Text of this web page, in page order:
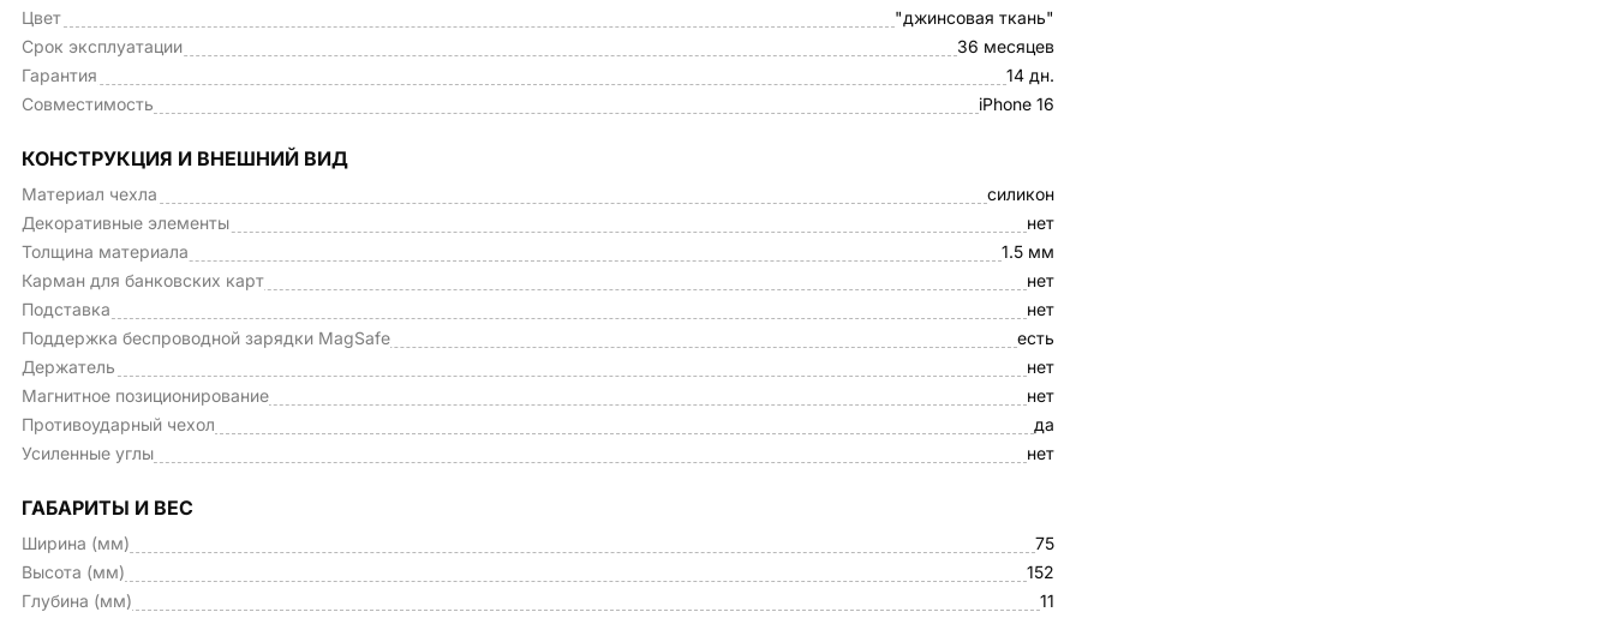
Цвет
"джинсовая ткань"
Срок эксплуатации
36 месяцев
Гарантия
14 дн.
Совместимость
iPhone 16
КОНСТРУКЦИЯ И ВНЕШНИЙ ВИД
Материал чехла
силикон
Декоративные элементы
нет
Толщина материала
1.5 мм
Карман для банковских карт
нет
Подставка
нет
Поддержка беспроводной зарядки MagSafe
есть
Держатель
нет
Магнитное позиционирование
нет
Противоударный чехол
да
Усиленные углы
нет
ГАБАРИТЫ И ВЕС
Ширина (мм)
75
Высота (мм)
152
Глубина (мм)
11